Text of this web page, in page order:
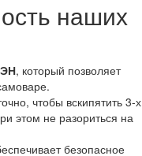
наших
, который позволяет
чтобы вскипятить 3-х
этом не разориться на
безопасное